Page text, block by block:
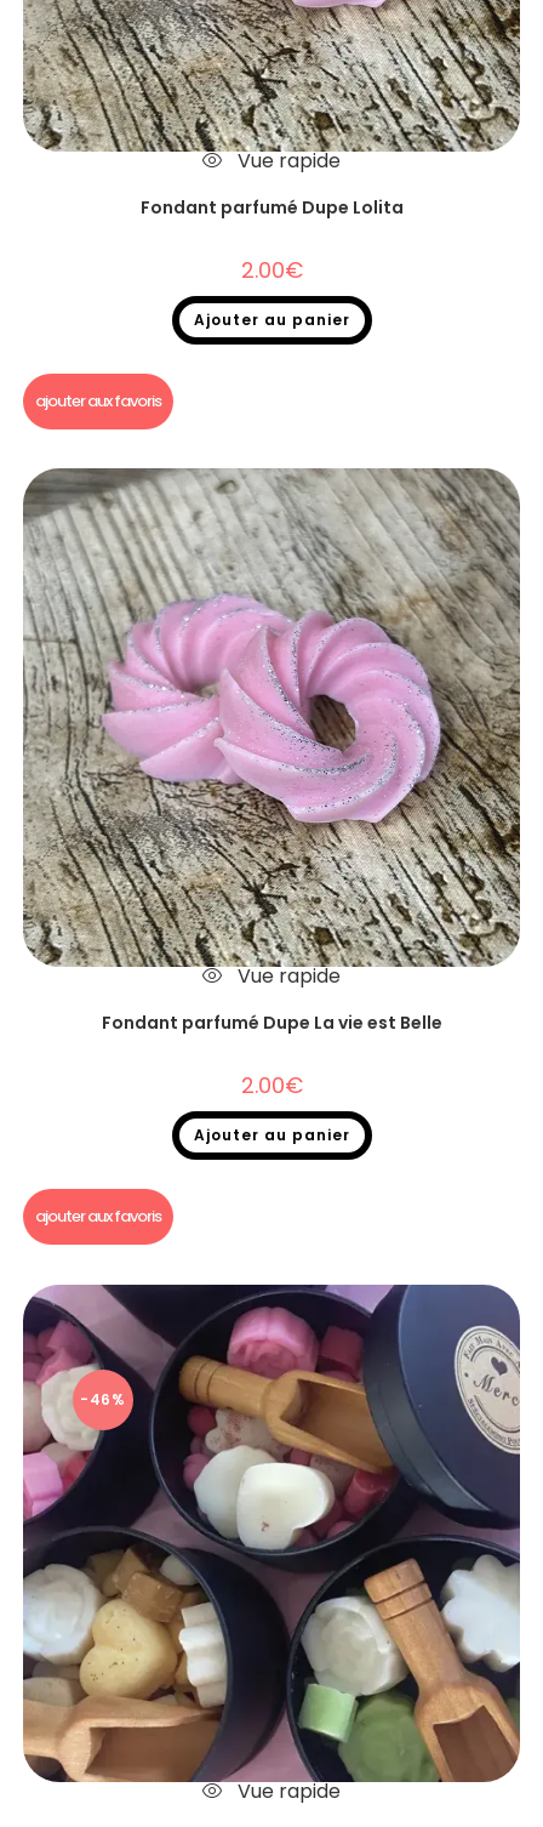
Vue rapide
Fondant parfumé Dupe Lolita
2.00€
Ajouter au panier
ajouter aux favoris
Vue rapide
Fondant parfumé Dupe La vie est Belle
2.00€
Ajouter au panier
ajouter aux favoris
-46%
Vue rapide